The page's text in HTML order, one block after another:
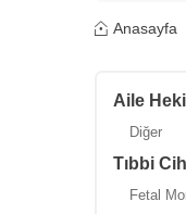
Anasayfa
Aile
Diğer
Tıbbi
Fetal